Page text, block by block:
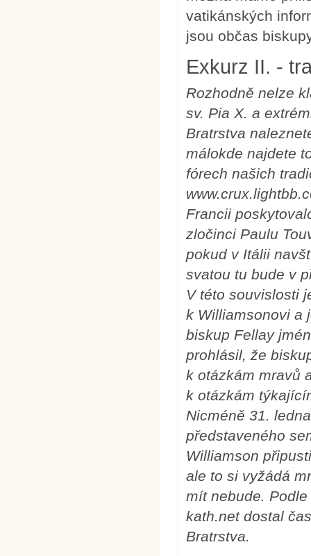
vatikánských
jsou občas
Exkurz II. -
Rozhodně nelze
sv. Pia X. a
Bratrstva
málokde najdete
fórech našich
Francii
zločinci Paulu
pokud v Itálii
svatou tu bude v
V této souvislosti
k Williamsonovi a
biskup Fellay
prohlásil, že
k otázkám mravů
k otázkám
Nicméně 31.
představeného
Williamson
ale to si vyžádá
mít nebude.
kath.net dostal
Bratrstva.